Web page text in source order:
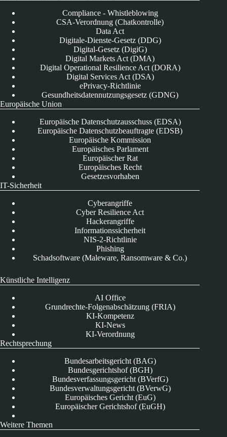
Compliance - Whistleblowing
CSA-Verordnung (Chatkontrolle)
Data Act
Digitale-Dienste-Gesetz (DDG)
Digital-Gesetz (DigiG)
Digital Markets Act (DMA)
Digital Operational Resilience Act (DORA)
Digital Services Act (DSA)
ePrivacy-Richtlinie
Gesundheitsdatennutzungsgesetz (GDNG)
Europäische Union
Europäische Datenschutzausschuss (EDSA)
Europäische Datenschutzbeauftragte (EDSB)
Europäische Kommission
Europäisches Parlament
Europäischer Rat
Europäisches Recht
Gesetzesvorhaben
IT-Sicherheit
Cyberangriffe
Cyber Resilience Act
Hackerangriffe
Informationssicherheit
NIS-2-Richtlinie
Phishing
Schadsoftware (Maleware, Ransomware & Co.)
Künstliche Intelligenz
AI Office
Grundrechte-Folgenabschätzung (FRIA)
KI-Kompetenz
KI-News
KI-Verordnung
Rechtsprechung
Bundesarbeitsgericht (BAG)
Bundesgerichtshof (BGH)
Bundesverfassungsgericht (BVerfG)
Bundesverwaltungsgericht (BVerwG)
Europäisches Gericht (EuG)
Europäischer Gerichtshof (EuGH)
Weitere Themen